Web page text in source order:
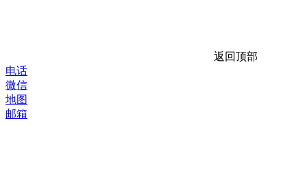
返回顶部
电话
微信
地图
邮箱